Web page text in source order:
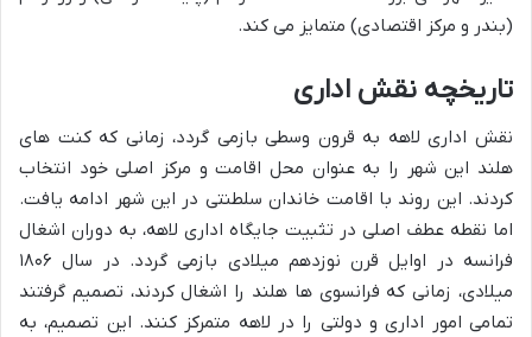
(بندر و مرکز اقتصادی) متمایز می کند.
تاریخچه نقش اداری
نقش اداری لاهه به قرون وسطی بازمی گردد، زمانی که کنت های
هلند این شهر را به عنوان محل اقامت و مرکز اصلی خود انتخاب
کردند. این روند با اقامت خاندان سلطنتی در این شهر ادامه یافت.
اما نقطه عطف اصلی در تثبیت جایگاه اداری لاهه، به دوران اشغال
فرانسه در اوایل قرن نوزدهم میلادی بازمی گردد. در سال ۱۸۰۶
میلادی، زمانی که فرانسوی ها هلند را اشغال کردند، تصمیم گرفتند
تمامی امور اداری و دولتی را در لاهه متمرکز کنند. این تصمیم، به